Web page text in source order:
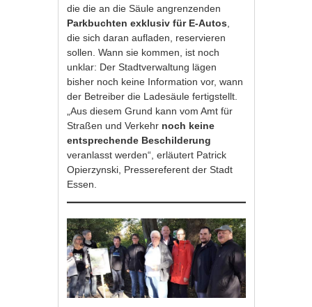
die die an die Säule angrenzenden
Parkbuchten exklusiv für E-Autos
die sich daran aufladen, reservieren
sollen. Wann sie kommen, ist noch
unklar: Der Stadtverwaltung lägen
bisher noch keine Information vor, wann
der Betreiber die Ladesäule fertigstellt.
„Aus diesem Grund kann vom Amt für
Straßen und Verkehr noch keine
entsprechende Beschilderung
veranlasst werden“, erläutert Patrick
Opierzynski, Pressereferent der Stadt
Essen.